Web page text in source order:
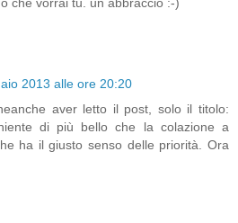
2013 alle ore 20:20
aver letto il post, solo il titolo:
di più bello che la colazione a
ha il giusto senso delle priorità. Ora